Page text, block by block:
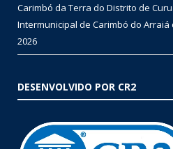
Carimbó da Terra do Distrito de
Intermunicipal de Carimbó do Arraiá
2026
DESENVOLVIDO POR CR2